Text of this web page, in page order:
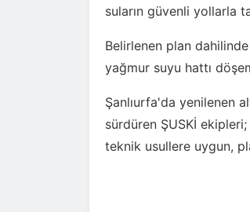
suların güvenli yollarla
Belirlenen plan
yağmur suyu hattı
Şanlıurfa'da yenilenen
sürdüren ŞUSKİ
teknik usullere uygun,